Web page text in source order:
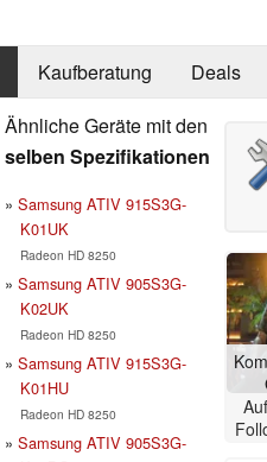
Kaufberatung Deals
Ähnliche Geräte mit den
selben Spezifikationen
Samsung ATIV 915S3G-
K01UK
Radeon HD 8250
Samsung ATIV 905S3G-
K02UK
Radeon HD 8250
Samsung ATIV 915S3G-
K01HU
Radeon HD 8250
Samsung ATIV 905S3G-